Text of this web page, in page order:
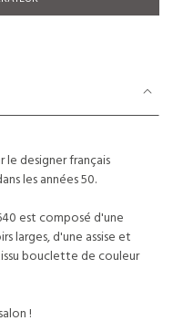
le designer français
les années 50.
est composé d'une
larges, d'une assise et
bouclette de couleur
!